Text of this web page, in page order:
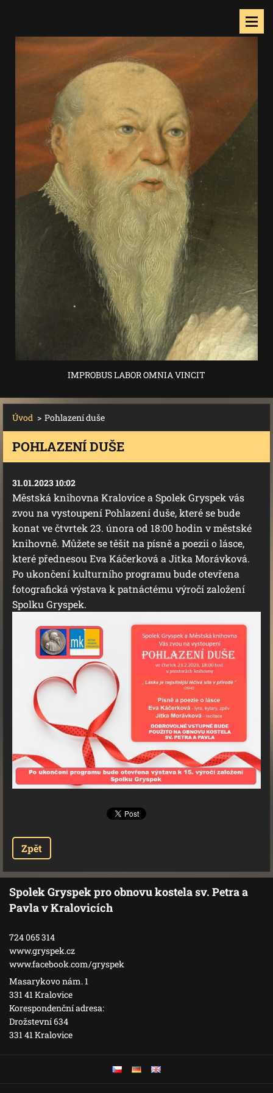
IMPROBUS LABOR OMNIA VINCIT
Úvod > Pohlazení duše
POHLAZENÍ DUŠE
31.01.2023 10:02
Městská knihovna Kralovice a Spolek Gryspek vás
zvou na vystoupení Pohlazení duše, které se bude
konat ve čtvrtek 23. února od 18:00 hodin v městské
knihovně. Můžete se těšit na písně a poezii o lásce,
které přednesou Eva Káčerková a Jitka Morávková.
Po ukončení kulturního programu bude otevřena
fotografická výstava k patnáctému výročí založení
Spolku Gryspek.
Zpět
Spolek Gryspek pro obnovu kostela sv. Petra a
Pavla v Kralovicích
724 065 314
www.gryspek.cz
www.facebook.com/gryspek
Masarykovo nám. 1
331 41 Kralovice
Korespondenční adresa:
Drožstevní 634
331 41 Kralovice